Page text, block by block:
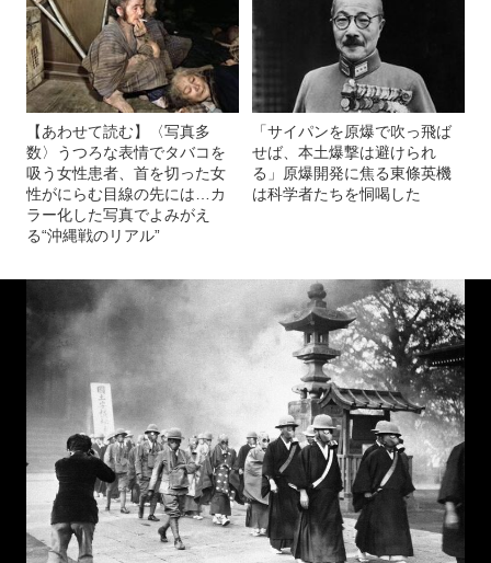
【あわせて読む】〈写真多
数〉うつろな表情でタバコを
吸う女性患者、首を切った女
性がにらむ目線の先には…カ
ラー化した写真でよみがえ
る“沖縄戦のリアル”
「サイパンを原爆で吹っ飛ば
せば、本土爆撃は避けられ
る」原爆開発に焦る東條英機
は科学者たちを恫喝した